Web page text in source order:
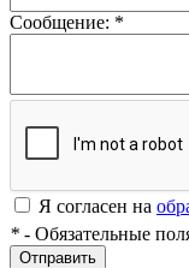
Сообщение: *
Я согласен на
* - Обязательные
Отправить